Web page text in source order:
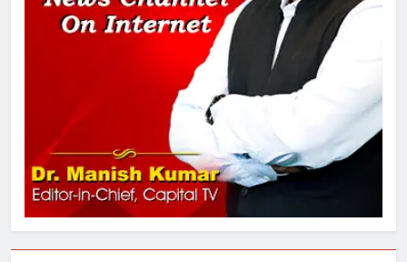
अमर शहीद ठाकुर रोशन सिंह के नाम पर
स्वरूप रानी नेहरू चिकित्सालय का
नामकरण करने की मांग को लेकर
अनिश्चितकालीन धरना शुरू
3
289 एकड़ भूमि पर विकसित होगा कार्बन-
फ्री डेटा सेंटर, हजारों उच्च-कुशल
रोजगार सृजन की संभावना